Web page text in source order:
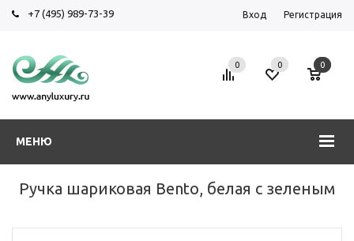
+7 (495) 989-73-39 Вход Регистрация
МЕНЮ
0 0 0
Ручка шариковая Bento, белая с зеленым